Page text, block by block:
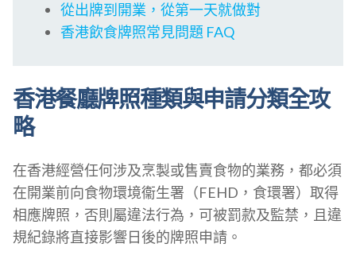
從出牌到開業，從第一天就做對
香港飲食牌照常見問題 FAQ
香港餐廳牌照種類與申請分類全攻
略
在香港經營任何涉及烹製或售賣食物的業務，都必須
在開業前向食物環境衞生署（FEHD，食環署）取得
相應牌照，否則屬違法行為，可被罰款及監禁，且違
規紀錄將直接影響日後的牌照申請。